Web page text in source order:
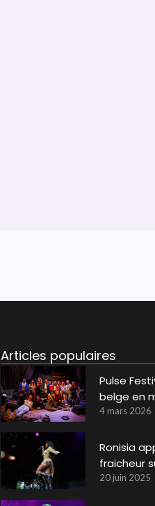
Articles populaires
Pulse
belge en
4 mars 2026
Ronisia
fraicheur
20 juin 2025